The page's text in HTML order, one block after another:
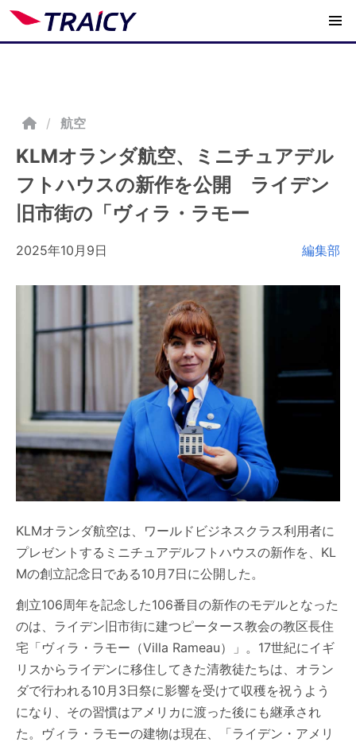
/ 航空
KLMオランダ航空、ミニチュアデル
フトハウスの新作を公開 ライデン
旧市街の「ヴィラ・ラモー
2025年10月9日 編集部
KLMオランダ航空は、ワールドビジネスクラス利用者に
プレゼントするミニチュアデルフトハウスの新作を、KL
Mの創立記念日である10月7日に公開した。
創立106周年を記念した106番目の新作のモデルとなった
のは、ライデン旧市街に建つピータース教会の教区長住
宅「ヴィラ・ラモー（Villa Rameau）」。17世紀にイギ
リスからライデンに移住してきた清教徒たちは、オラン
ダで行われる10月3日祭に影響を受けて収穫を祝うよう
になり、その習慣はアメリカに渡った後にも継承され
た。ヴィラ・ラモーの建物は現在、「ライデン・アメリ